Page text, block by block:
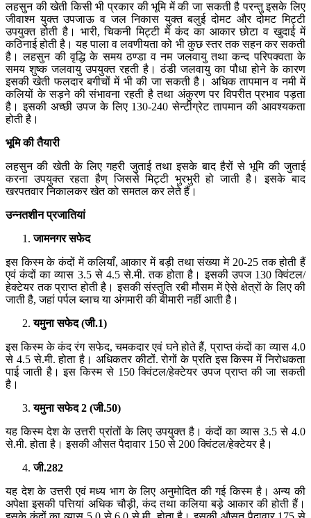
लहसुन की खेती किसी भी प्रकार की भूमि में की जा सकती है परन्तु इसके लिए
जीवाश्म युक्त उपजाऊ व जल निकास युक्त बलुई दोमट और दोमट मिट्टी
उपयुक्त होती है। भारी, चिकनी मिट्टी में कंद का आकार छोटा व खुदाई में
कठिनाई होती है। यह पाला व लवणीयता को भी कुछ स्तर तक सहन कर सकती
है। लहसुन की वृद्धि के समय ठण्डा व नम जलवायु तथा कन्द परिपक्वता के
समय शुष्क जलवायु उपयुक्त रहती है। ठंडी जलवायु का पौधा होने के कारण
इसकी खेती फलदार बगीचों में भी की जा सकती है। अधिक तापमान व नमी में
कलियों के सड़ने की संभावना रहती है तथा अंकुरण पर विपरीत प्रभाव पड़ता
है। इसकी अच्छी उपज के लिए 130-240 सेन्टीग्रेट तापमान की आवश्यकता
होती है।
भूमि की तैयारी
लहसुन की खेती के लिए गहरी जुताई तथा इसके बाद हैरों से भूमि की जुताई
करना उपयुक्त रहता हैण् जिससे मिट्टी भुरभुरी हो जाती है। इसके बाद
खरपतवार निकालकर खेत को समतल कर लेते हैं।
उन्नतशीन प्रजातियां
जामनगर सफेद
इस किस्म के कंदों में कलियाँ, आकार में बड़ी तथा संख्या में 20-25 तक होती हैं
एवं कंदों का व्यास 3.5 से 4.5 से.मी. तक होता है। इसकी उपज 130 क्विंटल/
हेक्टेयर तक प्राप्त होती है। इसकी संस्तुति रबी मौसम में ऐसे क्षेत्रों के लिए की
जाती है, जहां पर्पल ब्लाच या अंगमारी की बीमारी नहीं आती है।
यमुना सफेद(जी.1)
इस किस्म के कंद रंग सफेद, चमकदार एवं घने होते हैं, प्राप्त कंदों का व्यास 4.0
से 4.5 से.मी. होता है। अधिकतर कीटों. रोगों के प्रति इस किस्म में निरोधकता
पाई जाती है। इस किस्म से 150 क्विंटल/हेक्टेयर उपज प्राप्त की जा सकती
है।
यमुना सफेद2 (जी.50)
यह किस्म देश के उत्तरी प्रांतों के लिए उपयुक्त है। कंदों का व्यास 3.5 से 4.0
से.मी. होता है। इसकी औसत पैदावार 150 से 200 क्विंटल/हेक्टेयर है।
जी.282
यह देश के उत्तरी एवं मध्य भाग के लिए अनुमोदित की गई किस्म है। अन्य की
अपेक्षा इसकी पत्तियां अधिक चौड़ी, कंद तथा कलिया बड़े आकार की होती हैं।